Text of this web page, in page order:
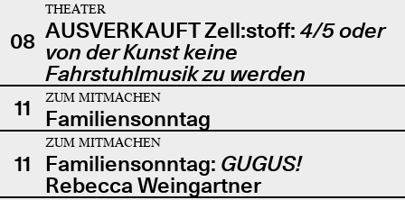
08
THEATER
AUSVERKAUFT Zell:stoff: 4/5 oder
von der Kunst keine
Fahrstuhlmusik zu werden
11
ZUM MITMACHEN
Familiensonntag
11
ZUM MITMACHEN
Familiensonntag: GUGUS!
Rebecca Weingartner